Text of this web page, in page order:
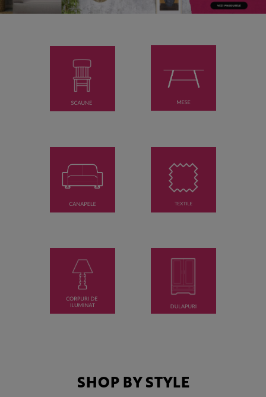
SHOP BY STYLE